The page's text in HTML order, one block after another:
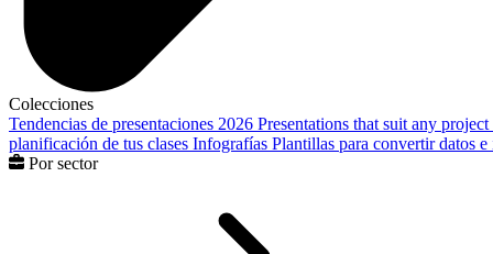
Colecciones
Tendencias de presentaciones 2026 Presentations that suit any project
planificación de tus clases Infografías Plantillas para convertir datos
Por sector